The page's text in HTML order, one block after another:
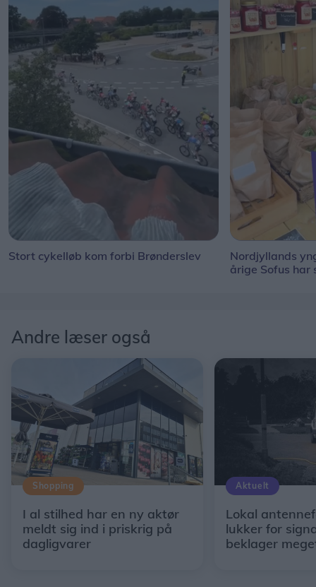
Stort cykelløb kom forbi Brønderslev
Nordjyllands
årige Sofus har
Andre læser også
Shopping
I al stilhed har en ny aktør
meldt sig ind i priskrig på
dagligvarer
Aktuelt
Lokal
lukker for
beklager